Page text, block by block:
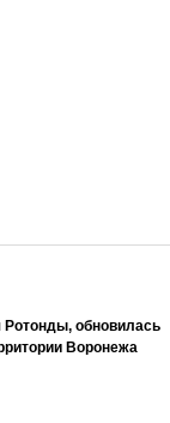
Ротонды, обновилась
Воронежа